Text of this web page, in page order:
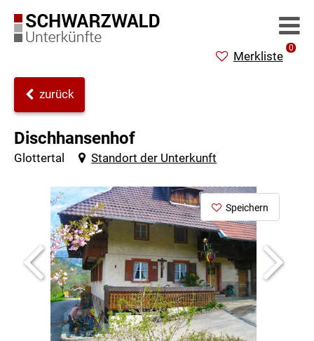
0
Merkliste
zurück
Dischhansenhof
Glottertal Standort der Unterkunft
Speichern